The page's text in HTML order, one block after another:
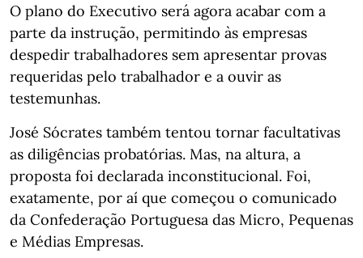
O plano do Executivo será agora acabar com a
parte da instrução, permitindo às empresas
despedir trabalhadores sem apresentar provas
requeridas pelo trabalhador e a ouvir as
testemunhas.
José Sócrates também tentou tornar facultativas
as diligências probatórias. Mas, na altura, a
proposta foi declarada inconstitucional. Foi,
exatamente, por aí que começou o comunicado
da Confederação Portuguesa das Micro, Pequenas
e Médias Empresas.